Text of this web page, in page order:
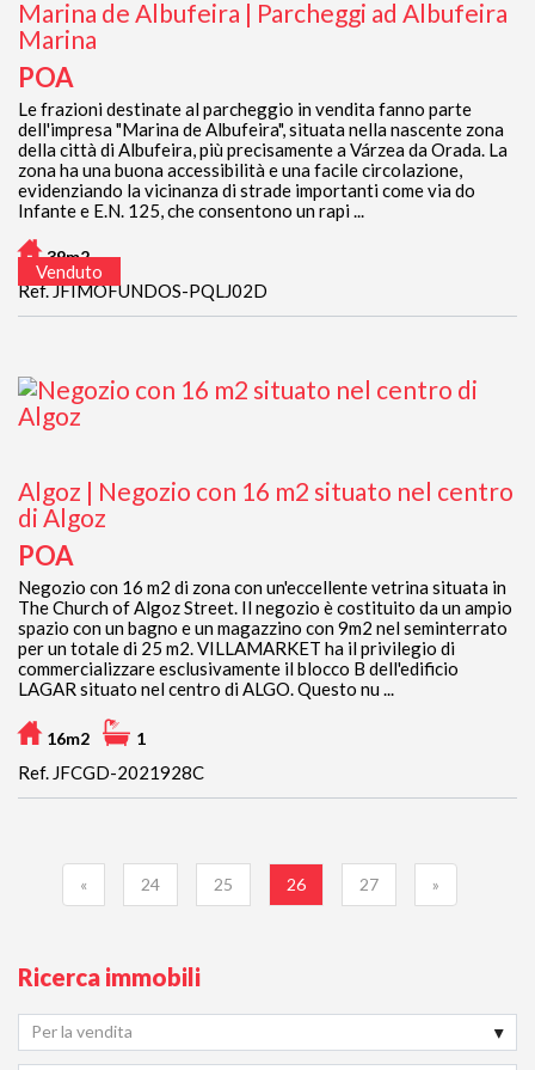
Marina de Albufeira | Parcheggi ad Albufeira
Marina
POA
Le frazioni destinate al parcheggio in vendita fanno parte
dell'impresa "Marina de Albufeira", situata nella nascente zona
della città di Albufeira, più precisamente a Várzea da Orada. La
zona ha una buona accessibilità e una facile circolazione,
evidenziando la vicinanza di strade importanti come via do
Infante e E.N. 125, che consentono un rapi ...
39m2
Ref. JFIMOFUNDOS-PQLJ02D
Venduto
Algoz | Negozio con 16 m2 situato nel centro
di Algoz
POA
Negozio con 16 m2 di zona con un'eccellente vetrina situata in
The Church of Algoz Street. Il negozio è costituito da un ampio
spazio con un bagno e un magazzino con 9m2 nel seminterrato
per un totale di 25 m2. VILLAMARKET ha il privilegio di
commercializzare esclusivamente il blocco B dell'edificio
LAGAR situato nel centro di ALGO. Questo nu ...
16m2 1
Ref. JFCGD-2021928C
« 24 25 26 27 »
Ricerca immobili
Per la vendita